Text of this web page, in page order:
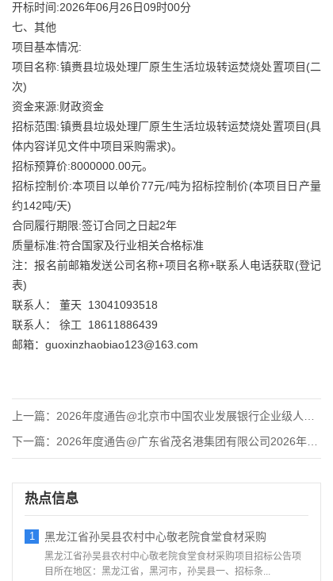
开标时间:2026年06月26日09时00分
七、其他
项目基本情况:
项目名称:镇赉县垃圾处理厂原生生活垃圾转运焚烧处置项目(二
次)
资金来源:财政资金
招标范围:镇赉县垃圾处理厂原生生活垃圾转运焚烧处置项目(具
体内容详见文件中项目采购需求)。
招标预算价:8000000.00元。
招标控制价:本项目以单价77元/吨为招标控制价(本项目日产量
约142吨/天)
合同履行期限:签订合同之日起2年
质量标准:符合国家及行业相关合格标准
注：报名前邮箱发送公司名称+项目名称+联系人电话获取(登记
表)
联系人： 董天 13041093518
联系人： 徐工 18611886439
邮箱：guoxinzhaobiao123@163.com
上一篇： 2026年度通告@北京市中国农业发展银行企业级人工智能中台建
下一篇： 2026年度通告@广东省茂名港集团有限公司2026年选聘境外
热点信息
1 黑龙江省孙吴县农村中心敬老院食堂食材采购
黑龙江省孙吴县农村中心敬老院食堂食材采购项目招标公告项
目所在地区：黑龙江省，黑河市，孙吴县一、招标条...